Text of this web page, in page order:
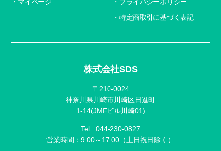
株式会社SDS
〒210-0024
神奈川県川崎市川崎区日進町
1-14(JMFビル川崎01)
Tel : 044-230-0827
営業時間：9:00～17:00（土日祝日除く）
マイページ
プライバシーポリシー
特定商取引に基づく表記